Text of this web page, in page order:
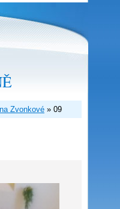
Zvonkové » 09